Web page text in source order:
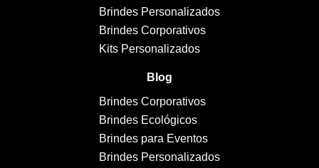
Brindes Personalizados
Brindes Corporativos
Kits Personalizados
Blog
Brindes Corporativos
Brindes Ecológicos
Brindes para Eventos
Brindes Personalizados